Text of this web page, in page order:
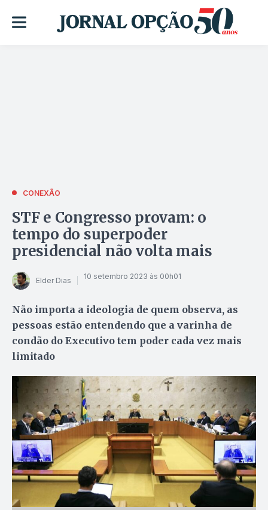
CONEXÃO
STF e Congresso provam: o
tempo do superpoder
presidencial não volta mais
Elder Dias 10 setembro 2023 às 00h01
Não importa a ideologia de quem observa, as
pessoas estão entendendo que a varinha de
condão do Executivo tem poder cada vez mais
limitado